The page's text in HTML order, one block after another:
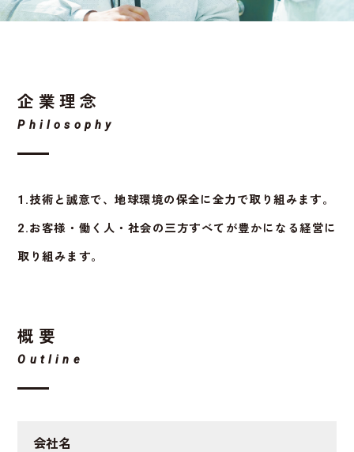
ENTRY
企業理念
Philosophy
1.技術と誠意で、地球環境の保全に全力で取り組みます。
2.お客様・働く人・社会の三方すべてが豊かになる経営に
取り組みます。
概要
Outline
会社名